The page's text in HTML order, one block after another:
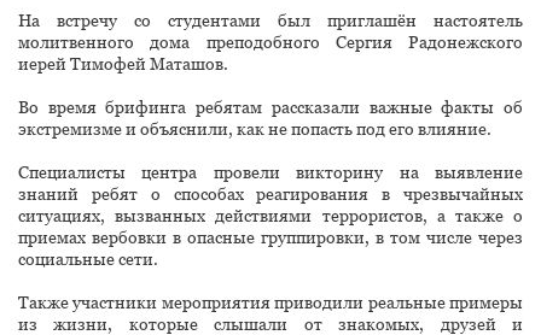
На встречу со студентами был приглашён настоятель
молитвенного дома преподобного Сергия Радонежского
иерей Тимофей Маташов.
Во время брифинга ребятам рассказали важные факты об
экстремизме и объяснили, как не попасть под его влияние.
Специалисты центра провели викторину на выявление
знаний ребят о способах реагирования в чрезвычайных
ситуациях, вызванных действиями террористов, а также о
приемах вербовки в опасные группировки, в том числе через
социальные сети.
Также участники мероприятия приводили реальные примеры
из жизни, которые слышали от знакомых, друзей и